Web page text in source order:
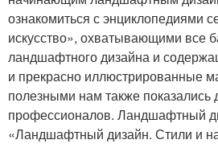
ознакомиться с энциклопедиями
искусство», охватывающими все
ландшафтного дизайна и
и прекрасно иллюстрированные
полезными нам также показались
профессионалов. Ландшафтный
«Ландшафтный дизайн. Стили и